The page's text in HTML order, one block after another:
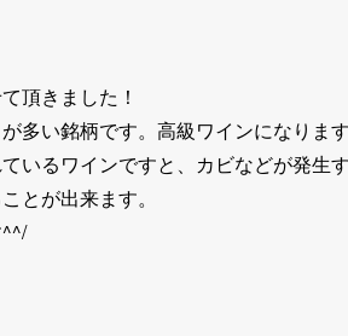
頂きました！
多い銘柄です。高級ワインになりま
いるワインですと、カビなどが発生
とが出来ます。